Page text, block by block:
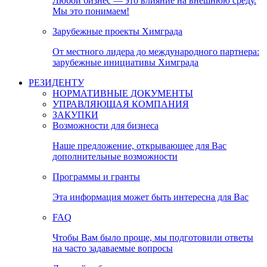
Мы это понимаем!
Зарубежные проекты Химграда
От местного лидера до международного партнера:
зарубежные инициативы Химграда
РЕЗИДЕНТУ
НОРМАТИВНЫЕ ДОКУМЕНТЫ
УПРАВЛЯЮЩАЯ КОМПАНИЯ
ЗАКУПКИ
Возможности для бизнеса
Наше предложение, открывающее для Вас
дополнительные возможности
Программы и гранты
Эта информация может быть интересна для Вас
FAQ
Чтобы Вам было проще, мы подготовили ответы
на часто задаваемые вопросы